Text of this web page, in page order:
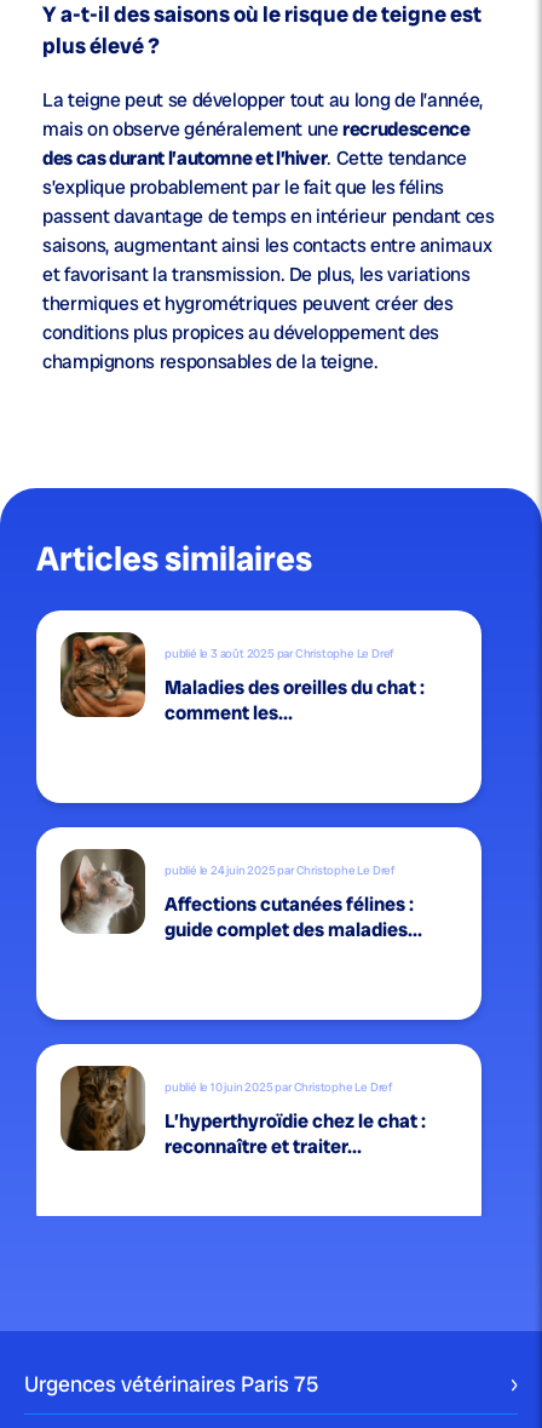
Y a-t-il des saisons où le risque de teigne est
plus élevé ?
La teigne peut se développer tout au long de l’année,
mais on observe généralement unerecrudescence
des cas durant l’automne et l’hiver. Cette tendance
s’explique probablement par le fait que les félins
passent davantage de temps en intérieur pendant ces
saisons, augmentant ainsi les contacts entre animaux
et favorisant la transmission. De plus, les variations
thermiques et hygrométriques peuvent créer des
conditions plus propices au développement des
champignons responsables de la teigne.
Articles similaires
publié le 3 août 2025 par Christophe Le Dref
Maladies des oreilles du chat :
comment les...
publié le 24 juin 2025 par Christophe Le Dref
Affections cutanées félines :
guide complet des maladies...
publié le 10 juin 2025 par Christophe Le Dref
L’hyperthyroïdie chez le chat :
reconnaître et traiter...
La giardiose féline : comprendre
Urgences vétérinaires Paris75